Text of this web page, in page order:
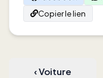
Copier le lien
‹Voiture